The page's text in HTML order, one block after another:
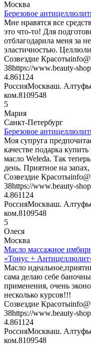
Москва
Березовое
Мне нравятся все
это что-то! Для
отблагодарила меня за
эластичностью.
Созвездие Красоты
38https://www.beauty-
4.8611 24
РоссияМоскваш.
ком.8109548
5
Мария
Санкт-Петербург
Березовое
Моя супруга
качестве подарка
масло Weleda. Так
день. Приятное на
Созвездие Красоты
38https://www.beauty-
4.8611 24
РоссияМоскваш.
ком.8109548
5
Олеся
Москва
Масло массажное
«Тонус +
Масло
сама делаю себе
применения, очень
несколько курсов!!!
Созвездие Красоты
38https://www.beauty-
4.8611 24
РоссияМоскваш.
ком.8109548